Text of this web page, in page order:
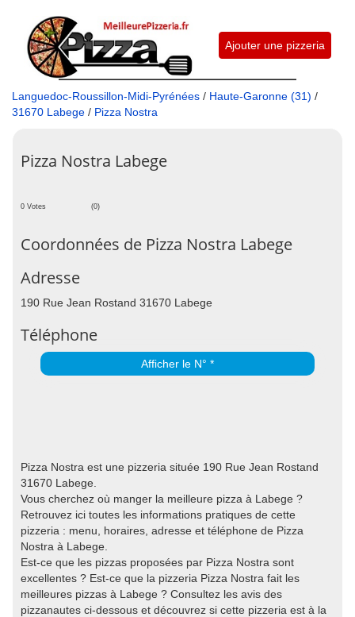
Ajouter une pizzeria
Languedoc-Roussillon-Midi-Pyrénées / Haute-Garonne (31) /
31670 Labege / Pizza Nostra
Pizza Nostra Labege
0 Votes (0)
Coordonnées de Pizza Nostra Labege
Adresse
190 Rue Jean Rostand 31670 Labege
Téléphone
Afficher le N° *
Pizza Nostra est une pizzeria située 190 Rue Jean Rostand
31670 Labege.
Vous cherchez où manger la meilleure pizza à Labege ?
Retrouvez ici toutes les informations pratiques de cette
pizzeria : menu, horaires, adresse et téléphone de Pizza
Nostra à Labege.
Est-ce que les pizzas proposées par Pizza Nostra sont
excellentes ? Est-ce que la pizzeria Pizza Nostra fait les
meilleures pizzas à Labege ? Consultez les avis des
pizzanautes ci-dessous et découvrez si cette pizzeria est à la